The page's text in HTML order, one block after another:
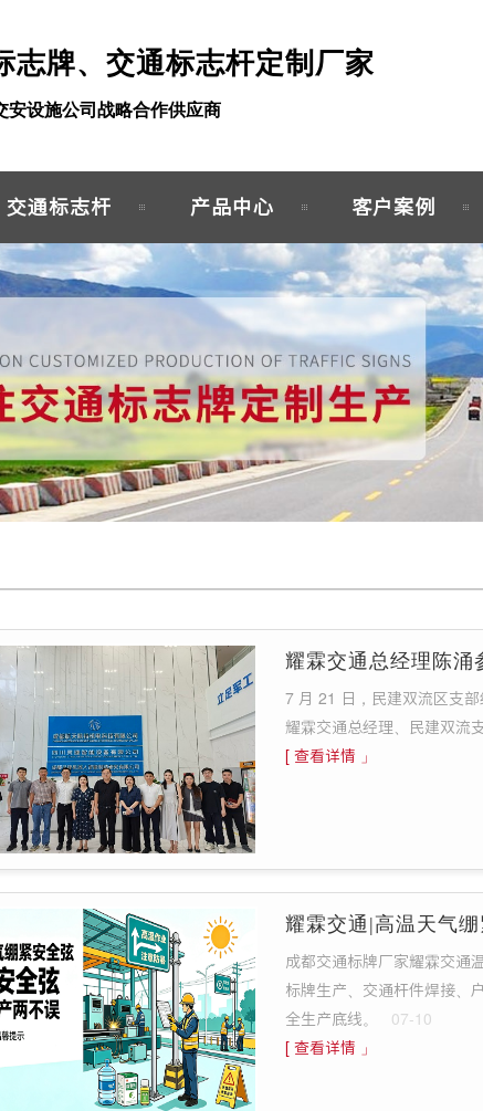
志牌、交通标志杆定制厂家
设施公司战略合作供应商
交通标志杆 产品中心 客户案例
耀霖交通总经理陈涌
7 月 21 日，民建双流区支
耀霖交通总经理、民建双流
[ 查看详情 」
耀霖交通|高温天气
成都交通标牌厂家耀霖交通
标牌生产、交通杆件焊接、
全生产底线。
07-10
[ 查看详情 」